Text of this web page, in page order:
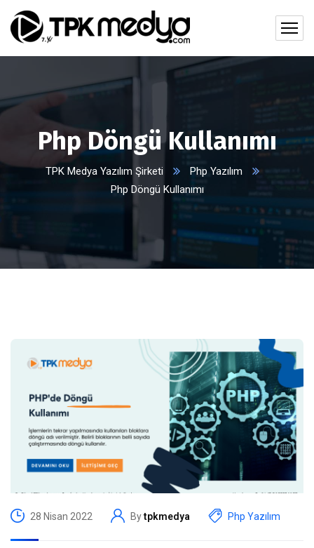
Php Döngü Kullanımı
TPK Medya Yazılım Şirketi
Php Yazılım
Php Döngü Kullanımı
28 Nisan 2022 Bytpkmedya Php Yazılım